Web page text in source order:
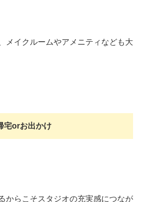
メイクルームやアメニティなども大
宅orお出かけ
からこそスタジオの充実感につなが